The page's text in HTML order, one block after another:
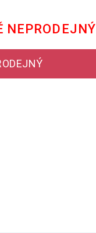
NEPRODEJNÝ